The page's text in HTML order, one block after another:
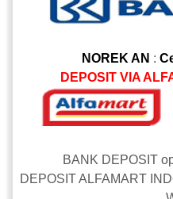
NOREK AN :
DEPOSIT VIA
BANK DEPOSIT
DEPOSIT ALFAMART